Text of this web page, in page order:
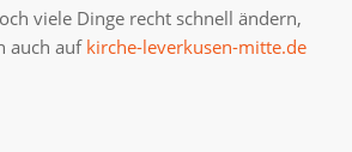
viele Dinge recht schnell ändern,
auch auf kirche-leverkusen-mitte.de